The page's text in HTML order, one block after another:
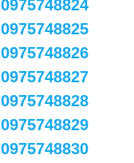
0975748824
0975748825
0975748826
0975748827
0975748828
0975748829
0975748830